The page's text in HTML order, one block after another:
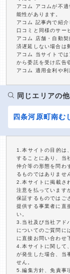
アコム アコムが不
能性があります。
アコム 記事内で紹
口コミと同様のサー
アコム 店舗・自動
済遅延しない場合は
アコム 当サイトで
から委託を受け広告
アコム 適用金利や
同じエリアの
四条河原町南む
1.本サイトの目的は
することにあり、当
仲介等の形態を問わ
るものではありませ
2.本サイトに掲載さ
注意を払っています
保証するものではご
提供する事業者に直
い。
3.当社及び当社アド
についてのご質問に
に直接お問い合わせ
4.本サイトに関して
が発生した場合、当
せん。
5.編集方針、免責事